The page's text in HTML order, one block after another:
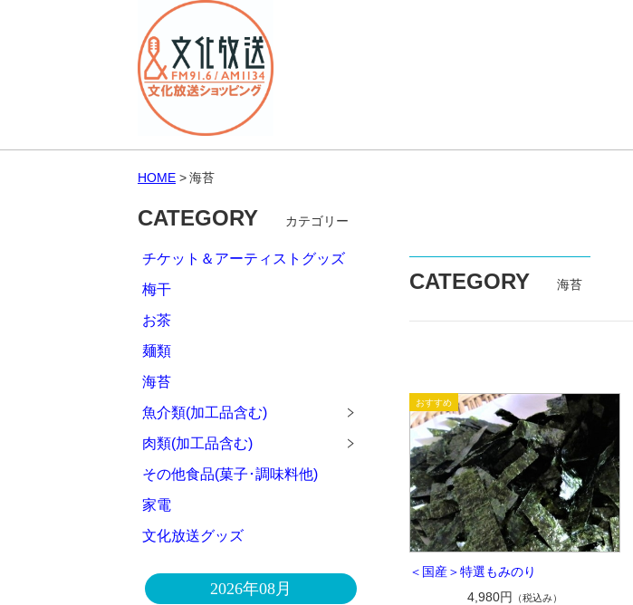
HOME 海苔
CATEGORY 海苔
＜国産＞特選もみのり
4,980円 （税込み）
CATEGORY カテゴリー
チケット＆アーティストグッズ
梅干
お茶
麺類
海苔
魚介類(加工品含む)
肉類(加工品含む)
その他食品(菓子･調味料他)
家電
文化放送グッズ
2026年08月